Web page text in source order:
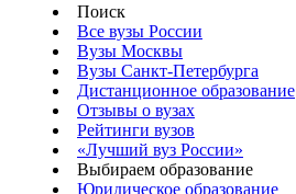
Поиск
Все вузы России
Вузы Москвы
Вузы Санкт-Петербурга
Дистанционное образование
Отзывы о вузах
Рейтинги вузов
«Лучший вуз России»
Выбираем образование
Юридическое образование